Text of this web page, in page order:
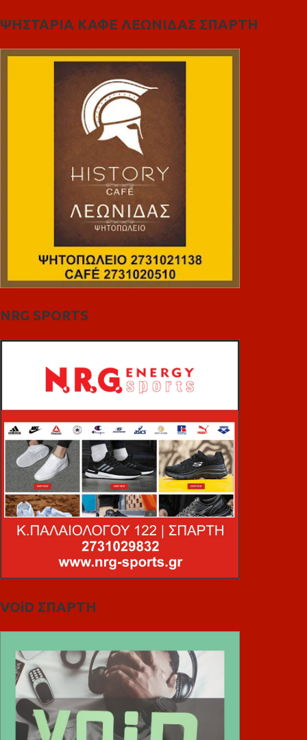
ΨΗΣΤΑΡΙΑ ΚΑΦΕ ΛΕΩΝΙΔΑΣ ΣΠΑΡΤΗ
NRG SPORTS
VOiD ΣΠΑΡΤΗ